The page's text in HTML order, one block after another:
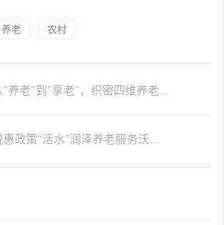
养老 农村
"养老"到"享老"，织密四维养老...
政策“活水”润泽养老服务沃...